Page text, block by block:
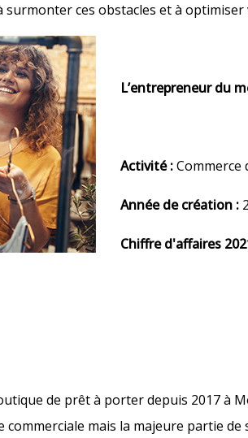
ces obstacles et à optimiser
L’entrepreneur du
Activité :
Année de création :
Chiffre d'affaires
de prêt à porter depuis 2017 à
commerciale mais la majeure partie